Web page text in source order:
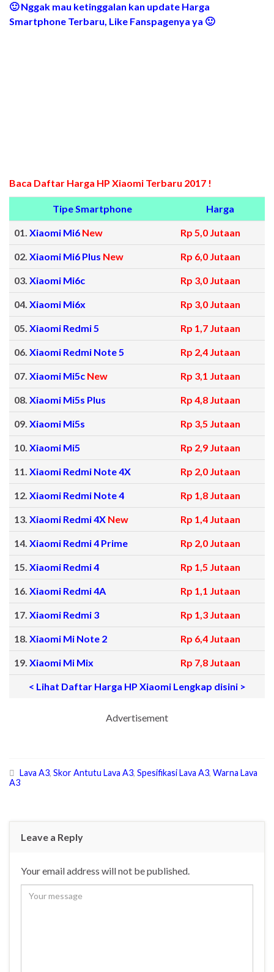
🙂 Nggak mau ketinggalan kan update Harga
Smartphone Terbaru, Like Fanspagenya ya 🙂
Baca Daftar Harga HP Xiaomi Terbaru 2017 !
Tipe Smartphone Harga
01. Xiaomi Mi6 New Rp 5,0 Jutaan
02. Xiaomi Mi6 Plus New Rp 6,0 Jutaan
03. Xiaomi Mi6c Rp 3,0 Jutaan
04. Xiaomi Mi6x Rp 3,0 Jutaan
05. Xiaomi Redmi 5 Rp 1,7 Jutaan
06. Xiaomi Redmi Note 5 Rp 2,4 Jutaan
07. Xiaomi Mi5c New Rp 3,1 Jutaan
08. Xiaomi Mi5s Plus Rp 4,8 Jutaan
09. Xiaomi Mi5s Rp 3,5 Jutaan
10. Xiaomi Mi5 Rp 2,9 Jutaan
11. Xiaomi Redmi Note 4X Rp 2,0 Jutaan
12. Xiaomi Redmi Note 4 Rp 1,8 Jutaan
13. Xiaomi Redmi 4X New Rp 1,4 Jutaan
14. Xiaomi Redmi 4 Prime Rp 2,0 Jutaan
15. Xiaomi Redmi 4 Rp 1,5 Jutaan
16. Xiaomi Redmi 4A Rp 1,1 Jutaan
17. Xiaomi Redmi 3 Rp 1,3 Jutaan
18. Xiaomi Mi Note 2 Rp 6,4 Jutaan
19. Xiaomi Mi Mix Rp 7,8 Jutaan
< Lihat Daftar Harga HP Xiaomi Lengkap disini >
Advertisement
Lava A3, Skor Antutu Lava A3, Spesifikasi Lava A3, Warna Lava
A3
Leave a Reply
Your email address will not be published.